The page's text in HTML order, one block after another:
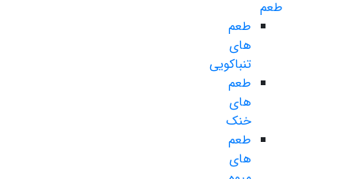
طعم
طعم
های
تنباکویی
طعم
های
خنک
طعم
های